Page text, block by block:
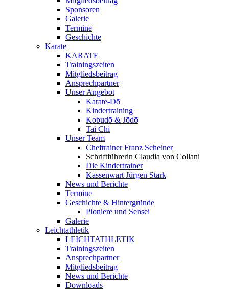
Sponsoren
Galerie
Termine
Geschichte
Karate
KARATE
Trainingszeiten
Mitgliedsbeitrag
Ansprechpartner
Unser Angebot
Karate-Dō
Kindertraining
Kobudō & Jōdō
Tai Chi
Unser Team
Cheftrainer Franz Scheiner
Schriftführerin Claudia von Collani
Die Kindertrainer
Kassenwart Jürgen Stark
News und Berichte
Termine
Geschichte & Hintergründe
Pioniere und Sensei
Galerie
Leichtathletik
LEICHTATHLETIK
Trainingszeiten
Ansprechpartner
Mitgliedsbeitrag
News und Berichte
Downloads